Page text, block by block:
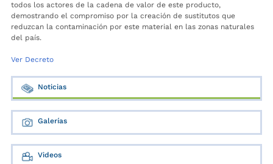
todos los actores de la cadena de valor de este producto,
demostrando el compromiso por la creación de sustitutos que
reduzcan la contaminación por este material en las zonas naturales
del país.
Ver Decreto
Noticias
Galerías
Videos